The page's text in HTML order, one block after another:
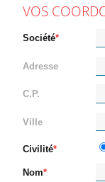
VOS
Société
Adresse
C.P.
Ville
Civilité
Nom